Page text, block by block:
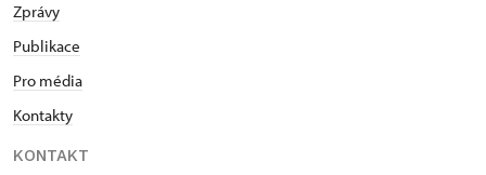
Zprávy
Publikace
Pro média
Kontakty
KONTAKT